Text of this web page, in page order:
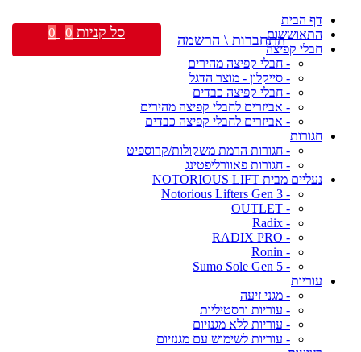
דף הבית
התאוששות
חבלי קפיצה
- חבלי קפיצה מהירים
- סייקלון - מוצר הדגל
- חבלי קפיצה כבדים
- אביזרים לחבלי קפיצה מהירים
- אביזרים לחבלי קפיצה כבדים
חגורות
- חגורות הרמת משקולות/קרוספיט
- חגורות פאוורליפטינג
נעליים מבית NOTORIOUS LIFT
- Notorious Lifters Gen 3
- OUTLET
- Radix
- RADIX PRO
- Ronin
- Sumo Sole Gen 5
עוריות
- מגני זיעה
- עוריות ורסטיליות
- עוריות ללא מגנזיום
- עוריות לשימוש עם מגנזיום
התחברות \ הרשמה סל קניות 0
0